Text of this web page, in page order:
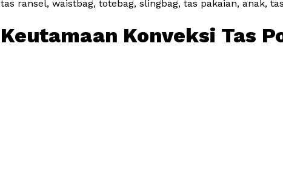
tas ransel, waistbag, totebag, slingbag, tas pakaian, anak,
Keutamaan Konveksi Tas